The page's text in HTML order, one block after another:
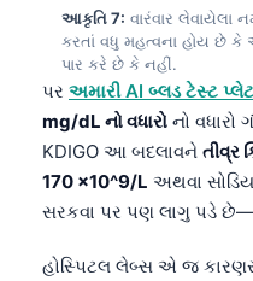
આકૃતિ 7: વારંવાર લેવાયેલા
કરતાં વધુ મહત્વના હોય છે
પાર કરે છે કે નહીં.
પર અમારી AI બ્લડ ટેસ્ટ
mg/dL નો વધારો નો
KDIGO આ બદલાવને તીવ્ર
170 ×10^9/L અથવા
સરકવા પર પણ લાગુ પડે
હોસ્પિટલ લેબ્સ એ જ
Latviešu valoda
Македонски јазик
Euskara
Gàidhlig